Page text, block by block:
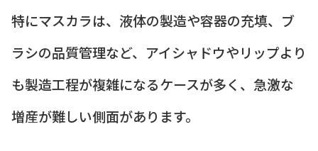
特にマスカラは、液体の製造や容器の充填、ブ
ラシの品質管理など、アイシャドウやリップより
も製造工程が複雑になるケースが多く、急激な
増産が難しい側面があります。